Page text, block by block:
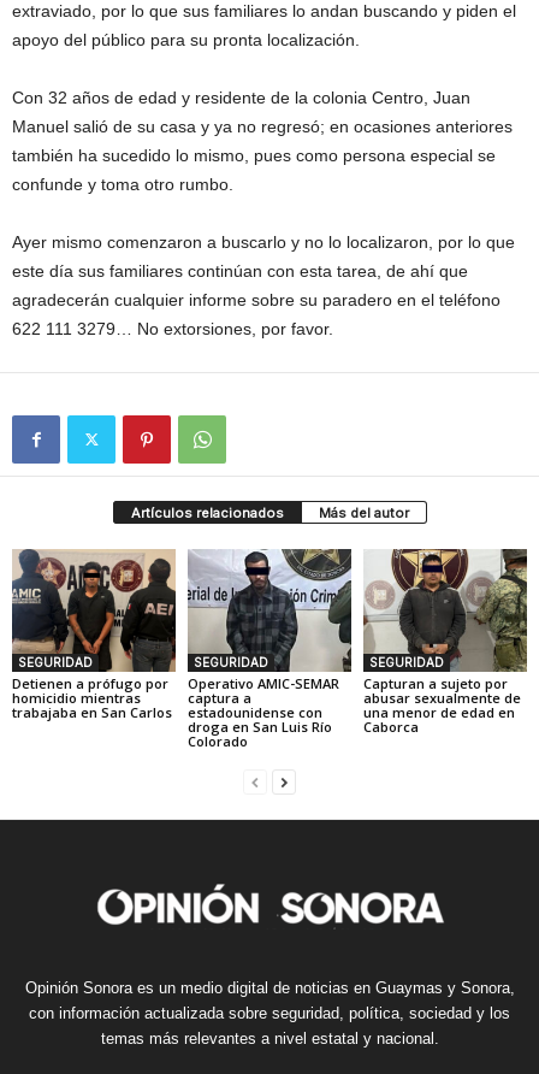
extraviado, por lo que sus familiares lo andan buscando y piden el
apoyo del público para su pronta localización.
Con 32 años de edad y residente de la colonia Centro, Juan
Manuel salió de su casa y ya no regresó; en ocasiones anteriores
también ha sucedido lo mismo, pues como persona especial se
confunde y toma otro rumbo.
Ayer mismo comenzaron a buscarlo y no lo localizaron, por lo que
este día sus familiares continúan con esta tarea, de ahí que
agradecerán cualquier informe sobre su paradero en el teléfono
622 111 3279… No extorsiones, por favor.
Artículos relacionados Más del autor
SEGURIDAD
Detienen a prófugo por
homicidio mientras
trabajaba en San Carlos
SEGURIDAD
Operativo AMIC-SEMAR
captura a
estadounidense con
droga en San Luis Río
Colorado
SEGURIDAD
Capturan a sujeto por
abusar sexualmente de
una menor de edad en
Caborca
Opinión Sonora es un medio digital de noticias en Guaymas y Sonora,
con información actualizada sobre seguridad, política, sociedad y los
temas más relevantes a nivel estatal y nacional.